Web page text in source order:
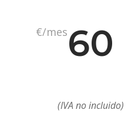
€/mes60
(IVA no incluido)